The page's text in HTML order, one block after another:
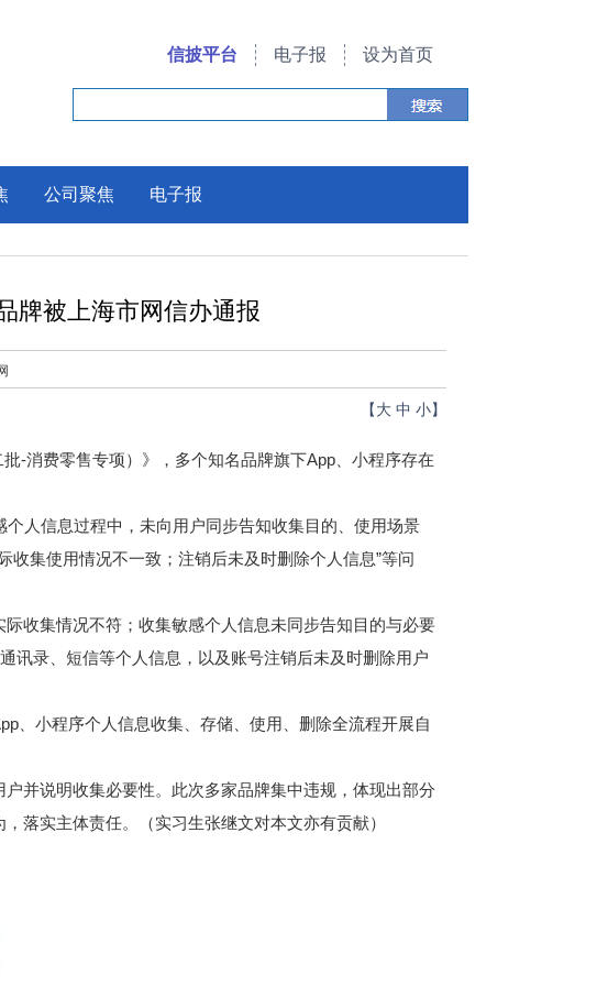
信披平台 电子报 设为首页
公司聚焦 电子报
牌被上海市网信办通报
【 大 中 小】
-消费零售专项）》，多个知名品牌旗下App、小程序存在
人信息过程中，未向用户同步告知收集目的、使用场景
收集使用情况不一致；注销后未及时删除个人信息”等问
收集情况不符；收集敏感个人信息未同步告知目的与必要
讯录、短信等个人信息，以及账号注销后未及时删除用户
、小程序个人信息收集、存储、使用、删除全流程开展自
并说明收集必要性。此次多家品牌集中违规，体现出部分
落实主体责任。（实习生张继文对本文亦有贡献）